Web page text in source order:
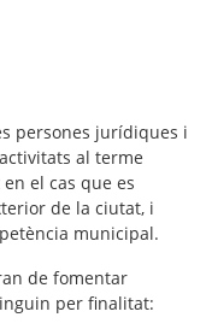
persones jurídiques i
al terme
el cas que es
de la ciutat, i
municipal.
de fomentar
per finalitat: